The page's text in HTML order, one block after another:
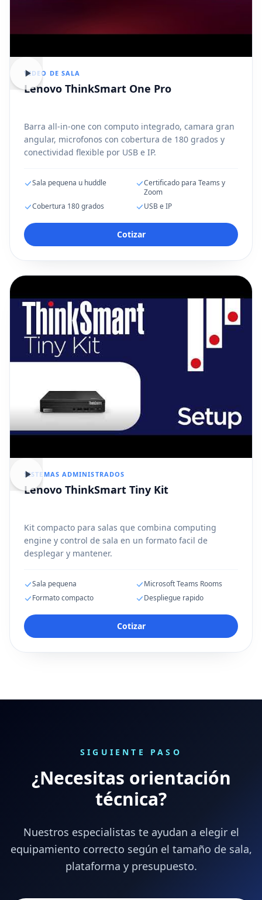
VIDEO DE SALA
Lenovo ThinkSmart One Pro
Barra all-in-one con computo integrado, camara gran
angular, microfonos con cobertura de 180 grados y
conectividad flexible por USB e IP.
Sala pequena u huddle
Certificado para Teams y
Zoom
Cobertura 180 grados
USB e IP
Cotizar
SISTEMAS ADMINISTRADOS
Lenovo ThinkSmart Tiny Kit
Kit compacto para salas que combina computing
engine y control de sala en un formato facil de
desplegar y mantener.
Sala pequena
Microsoft Teams Rooms
Formato compacto
Despliegue rapido
Cotizar
SIGUIENTE PASO
¿Necesitas orientación
técnica?
Nuestros especialistas te ayudan a elegir el
equipamiento correcto según el tamaño de sala,
plataforma y presupuesto.